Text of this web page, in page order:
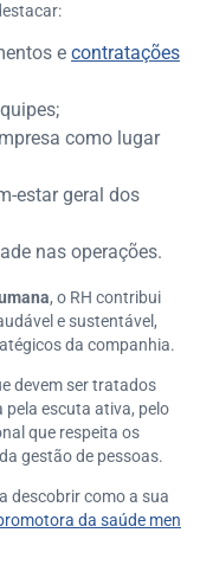
e contratações
como lugar
estar geral dos
nas operações.
, o RH contribui
e sustentável,
da companhia.
devem ser tratados
pela escuta ativa, pelo
que respeita os
gestão de pessoas.
descobrir como a sua
da saúde men